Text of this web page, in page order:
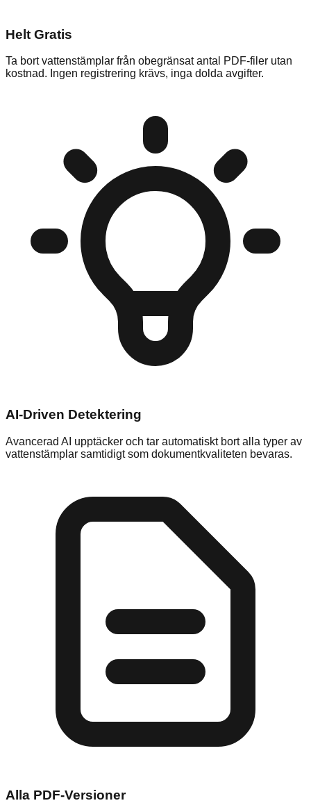
Helt Gratis
Ta bort vattenstämplar från obegränsat antal PDF-filer utan
kostnad. Ingen registrering krävs, inga dolda avgifter.
AI-Driven Detektering
Avancerad AI upptäcker och tar automatiskt bort alla typer av
vattenstämplar samtidigt som dokumentkvaliteten bevaras.
Alla PDF-Versioner